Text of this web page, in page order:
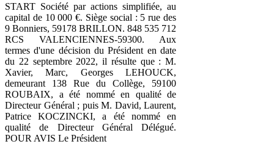
START Société par actions simplifiée, au
capital de 10 000 €. Siège social : 5 rue des
9 Bonniers, 59178 BRILLON. 848 535 712
RCS VALENCIENNES-59300. Aux
termes d'une décision du Président en date
du 22 septembre 2022, il résulte que : M.
Xavier, Marc, Georges LEHOUCK,
demeurant 138 Rue du Collège, 59100
ROUBAIX, a été nommé en qualité de
Directeur Général ; puis M. David, Laurent,
Patrice KOCZINCKI, a été nommé en
qualité de Directeur Général Délégué.
POUR AVIS Le Président